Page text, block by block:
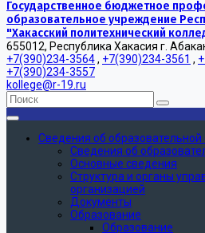
Государственное бюджетное
образовательное учреждение
"Хакасский политехнический
655012, Республика Хакасия г.
+7(390)234-3564, +7(390)234-3561 ,
+7(390)234-3557
kollege@r-19.ru
Сведения об образовательной
Сведения об
Основные сведения
Структура и органы
организацией
Документы
Образование
Образование